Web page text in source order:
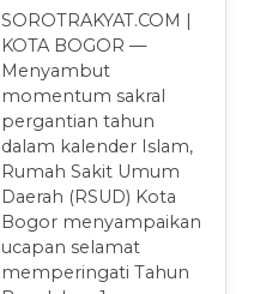
SOROTRAKYAT.COM |
KOTA BOGOR —
Menyambut
momentum sakral
pergantian tahun
dalam kalender Islam,
Rumah Sakit Umum
Daerah (RSUD) Kota
Bogor menyampaikan
ucapan selamat
memperingati Tahun